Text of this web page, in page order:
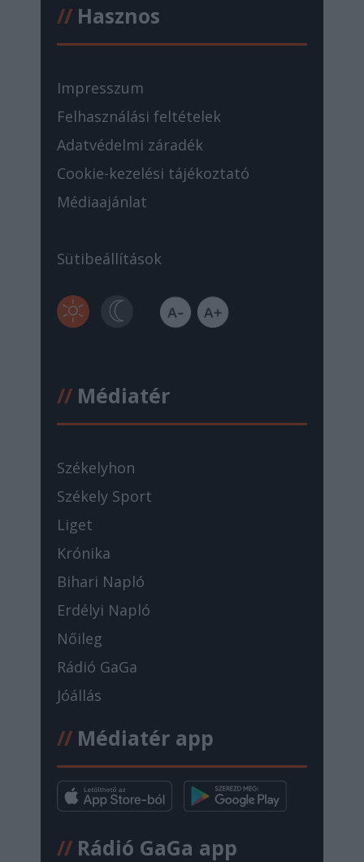
//Hasznos
Impresszum
Felhasználási feltételek
Adatvédelmi záradék
Cookie-kezelési tájékoztató
Médiaajánlat
Sütibeállítások
//Médiatér
Székelyhon
Székely Sport
Liget
Krónika
Bihari Napló
Erdélyi Napló
Nőileg
Rádió GaGa
Jóállás
//Médiatér app
//Rádió GaGa app